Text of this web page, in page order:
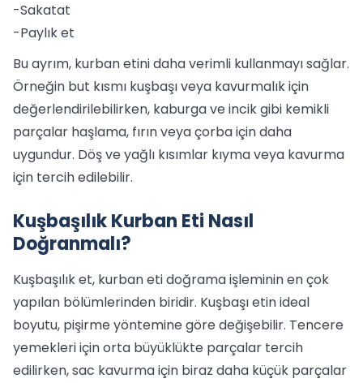
-Sakatat
-Paylık et
Bu ayrım, kurban etini daha verimli kullanmayı sağlar.
Örneğin but kısmı kuşbaşı veya kavurmalık için
değerlendirilebilirken, kaburga ve incik gibi kemikli
parçalar haşlama, fırın veya çorba için daha
uygundur. Döş ve yağlı kısımlar kıyma veya kavurma
için tercih edilebilir.
Kuşbaşılık Kurban Eti Nasıl
Doğranmalı?
Kuşbaşılık et, kurban eti doğrama işleminin en çok
yapılan bölümlerinden biridir. Kuşbaşı etin ideal
boyutu, pişirme yöntemine göre değişebilir. Tencere
yemekleri için orta büyüklükte parçalar tercih
edilirken, sac kavurma için biraz daha küçük parçalar